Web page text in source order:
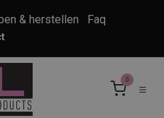
& herstellen
Faq
0